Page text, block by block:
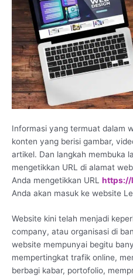
Informasi yang termuat dalam
konten yang berisi gambar,
artikel. Dan langkah membuka
mengetikkan URL di alamat
Anda mengetikkan URL https://
Anda akan masuk ke website
Website kini telah menjadi
company, atau organisasi di
website mempunyai begitu
mempertingkat trafik online,
berbagi kabar, portofolio,